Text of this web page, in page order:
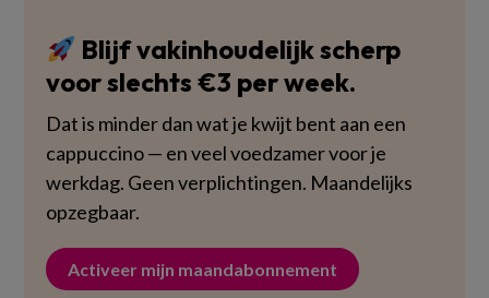
Blijf vakinhoudelijk scherp
voor slechts €3 per week.
Dat is minder dan wat je kwijt bent aan een
cappuccino — en veel voedzamer voor je
werkdag. Geen verplichtingen. Maandelijks
opzegbaar.
Activeer mijn maandabonnement